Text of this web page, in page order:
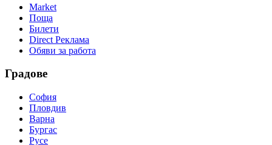
Market
Поща
Билети
Direct Реклама
Обяви за работа
Градове
София
Пловдив
Варна
Бургас
Русе